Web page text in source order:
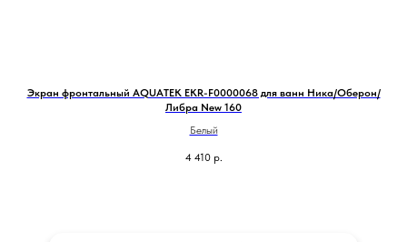
Экран фронтальный AQUATEK EKR-F0000068 для ванн Ника/Оберон/
Либра New 160
Белый
4 410 р.